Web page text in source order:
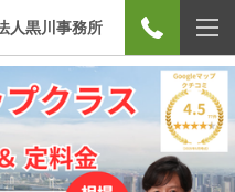
人黒川事務所